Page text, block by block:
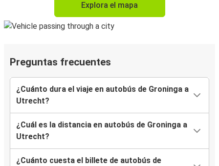
Explora el mapa
Preguntas frecuentes
¿Cuánto dura el viaje en autobús de Groninga a
Utrecht?
¿Cuál es la distancia en autobús de Groninga a
Utrecht?
¿Cuánto cuesta el billete de autobús de